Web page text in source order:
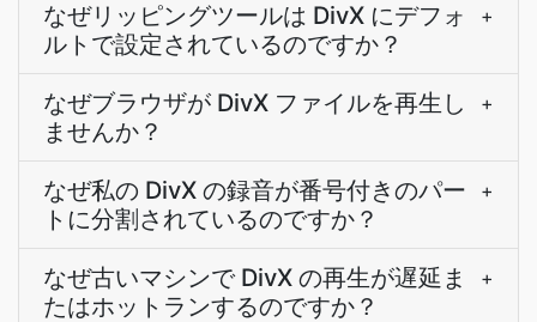
なぜリッピングツールは DivX にデフォ
ルトで設定されているのですか？
+
なぜブラウザが DivX ファイルを再生し
ませんか？
+
なぜ私の DivX の録音が番号付きのパー
トに分割されているのですか？
+
なぜ古いマシンで DivX の再生が遅延ま
たはホットランするのですか？
+